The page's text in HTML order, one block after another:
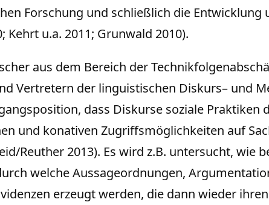
Forschung und schließlich die Entwicklung
u.a. 2011; Grunwald 2010).
aus dem Bereich der
Vertretern der linguistischen Diskurs– und
dass Diskurse soziale Praktiken
und konativen Zugriffsmöglichkeiten auf
Reuther 2013). Es wird z.B. untersucht, wie
welche Aussageordnungen,
erzeugt werden, die dann wieder